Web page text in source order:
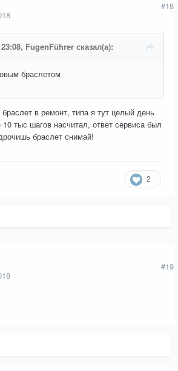
#18
FugenFührer сказал(а):
браслетом
в ремонт, типа я тут целый день
тыс шагов насчитал, ответ сервиса был
браслет снимай!
2
#19